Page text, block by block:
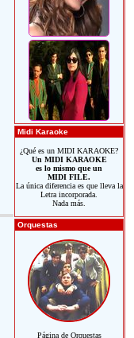
Midi Karaoke
¿Qué es un MIDI KARAOKE?
Un MIDI KARAOKE
es lo mismo que un
MIDI FILE.
La única diferencia es que lleva la
Letra incorporada.
Nada más.
Orquestas
Página de Orquestas